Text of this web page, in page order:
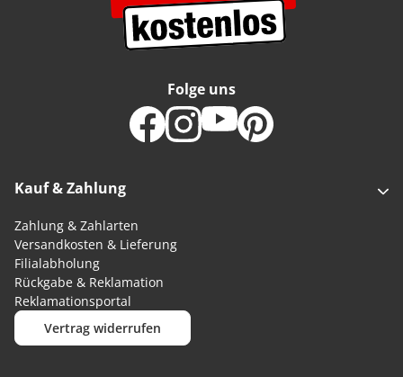
Kauf & Zahlung
Zahlung & Zahlarten
Versandkosten & Lieferung
Filialabholung
Rückgabe & Reklamation
Reklamationsportal
Vertrag widerrufen
Folge uns